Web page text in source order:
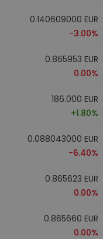
0.140609000 EUR
-3.00%
0.865953 EUR
0.00%
186.000 EUR
+1.80%
0.088043000 EUR
-6.40%
0.865623 EUR
0.00%
0.865660 EUR
0.00%